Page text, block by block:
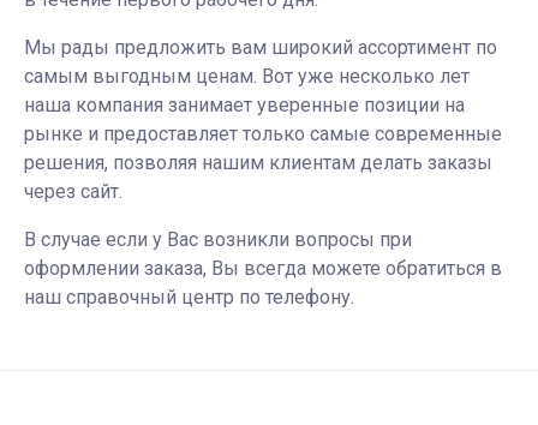
Мы рады предложить вам широкий ассортимент по
самым выгодным ценам. Вот уже несколько лет
наша компания занимает уверенные позиции на
рынке и предоставляет только самые современные
решения, позволяя нашим клиентам делать заказы
через сайт.
В случае если у Вас возникли вопросы при
оформлении заказа, Вы всегда можете обратиться в
наш справочный центр по телефону.